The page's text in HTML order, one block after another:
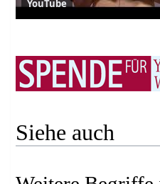
YouTube
Siehe auch